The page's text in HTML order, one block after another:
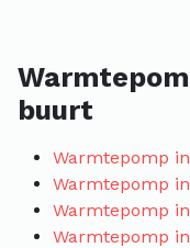
buurt
Warmtepomp
Warmtepomp
Warmtepomp
Warmtepomp